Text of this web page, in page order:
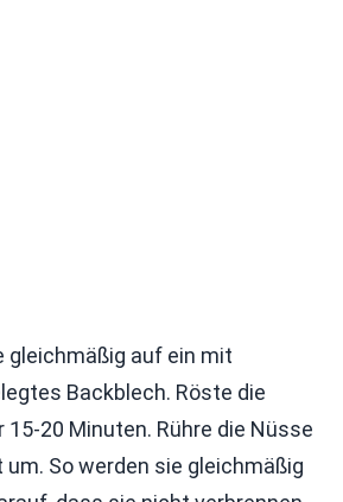
gleichmäßig auf ein mit
Backblech. Röste die
20 Minuten. Rühre die Nüsse
So werden sie gleichmäßig